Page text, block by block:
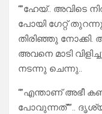
“”ഹേയ്.. അവിടെ
പോയി ഗേറ്റ്
തിരിഞ്ഞു നോക്കി.
അവനെ മാടി
നടന്നു ചെന്നു..
“”എന്താണ് അഭീ
പോവുന്നത്””..